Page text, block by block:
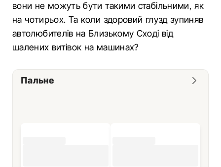
вони не можуть бути такими стабільними, як
на чотирьох. Та коли здоровий глузд зупиняв
автолюбителів на Близькому Сході від
шалених витівок на машинах?
Пальне